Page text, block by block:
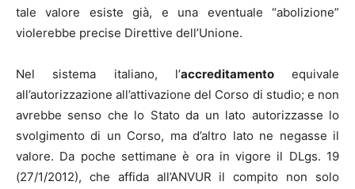
tale valore esiste già, e una eventuale “abolizione”
violerebbe precise Direttive dell’Unione.
Nel sistema italiano, l’accreditamentoequivale
all’autorizzazione all’attivazione del Corso di studio; e non
avrebbe senso che lo Stato da un lato autorizzasse lo
svolgimento di un Corso, ma d’altro lato ne negasse il
valore. Da poche settimane è ora in vigore il DLgs. 19
(27/1/2012), che affida all’ANVUR il compito non solo